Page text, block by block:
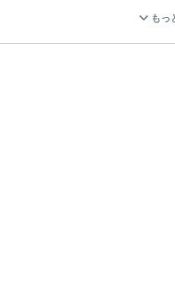
たらご連絡ください！
。
もっ